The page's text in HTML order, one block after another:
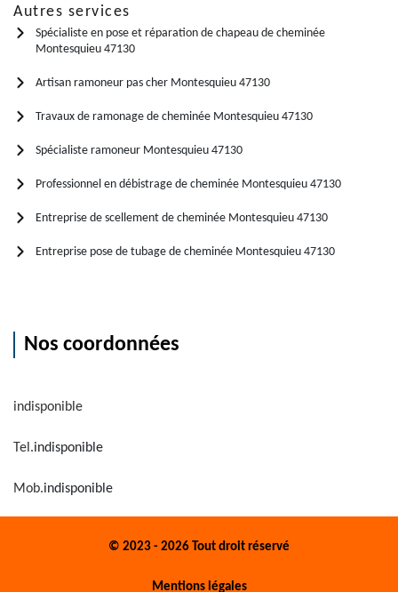
Autres services
Spécialiste en pose et réparation de chapeau de cheminée
Montesquieu 47130
Artisan ramoneur pas cher Montesquieu 47130
Travaux de ramonage de cheminée Montesquieu 47130
Spécialiste ramoneur Montesquieu 47130
Professionnel en débistrage de cheminée Montesquieu 47130
Entreprise de scellement de cheminée Montesquieu 47130
Entreprise pose de tubage de cheminée Montesquieu 47130
Nos coordonnées
indisponible
Tel.indisponible
Mob.indisponible
© 2023 - 2026 Tout droit réservé
Mentions légales